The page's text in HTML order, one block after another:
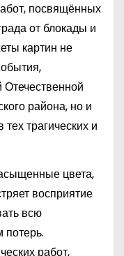
посвящённых
от блокады и
картин не
района, но и
трагических и
цвета,
восприятие
всю
потерь.
работ,